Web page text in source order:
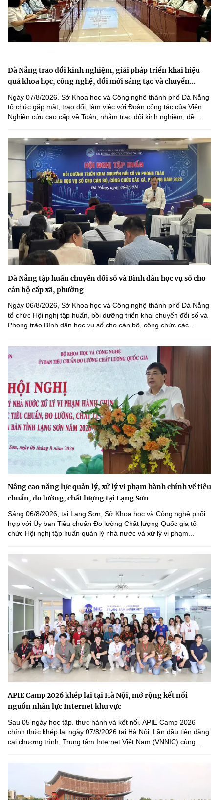
Đà Nẵng trao đổi kinh nghiệm, giải pháp triển khai hiệu
quả khoa học, công nghệ, đổi mới sáng tạo và chuyển...
Ngày 07/8/2026, Sở Khoa học và Công nghệ thành phố Đà Nẵng
tổ chức gặp mặt, trao đổi, làm việc với Đoàn công tác của Viện
Nghiên cứu cao cấp về Toán, nhằm trao đổi kinh nghiệm, đề...
Đà Nẵng tập huấn chuyển đổi số và Bình dân học vụ số cho
cán bộ cấp xã, phường
Ngày 06/8/2026, Sở Khoa học và Công nghệ thành phố Đà Nẵng
tổ chức Hội nghị tập huấn, bồi dưỡng triển khai chuyển đổi số và
Phong trào Bình dân học vụ số cho cán bộ, công chức các...
Nâng cao năng lực quản lý, xử lý vi phạm hành chính về tiêu
chuẩn, đo lường, chất lượng tại Lạng Sơn
Sáng 06/8/2026, tại Lạng Sơn, Sở Khoa học và Công nghệ phối
hợp với Ủy ban Tiêu chuẩn Đo lường Chất lượng Quốc gia tổ
chức Hội nghị tập huấn quản lý nhà nước và xử lý vi phạm...
APIE Camp 2026 khép lại tại Hà Nội, mở rộng kết nối
nguồn nhân lực Internet khu vực
Sau 05 ngày học tập, thực hành và kết nối, APIE Camp 2026
chính thức khép lại ngày 07/8/2026 tại Hà Nội. Lần đầu tiên đăng
cai chương trình, Trung tâm Internet Việt Nam (VNNIC) cùng...